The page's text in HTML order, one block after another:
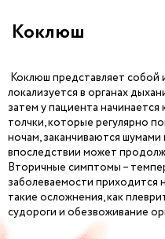
Коклюш
Коклюш представляет
локализуется в органах
затем у пациента
толчки, которые регулярно
ночам, заканчиваются
впоследствии может
Вторичные симптомы –
заболеваемости приходится
такие осложнения, как
судороги и обезвоживание